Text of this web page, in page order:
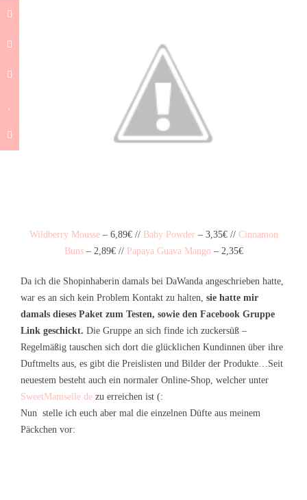
Wildberry Mousse– 6,89€ // Baby Powder– 3,35€ // Cinnamon
Buns– 2,89€ // Papaya Guava Mango– 2,35€
Da ich die Shopinhaberin damals bei DaWanda angeschrieben hatte,
war es an sich kein Problem Kontakt zu halten, sie hatte mir
damals dieses Paket zum Testen, sowie den Facebook Gruppe
Link geschickt. Die Gruppe an sich finde ich zuckersüß –
Regelmäßig tauschen sich dort die glücklichen Kundinnen über ihre
Duftmelts aus, es gibt die Preislisten und Bilder der Produkte…Seit
neuestem besteht auch ein normaler Online-Shop, welcher unter
SweetMamselle.de zu erreichen ist (:
Nun stelle ich euch aber mal die einzelnen Düfte aus meinem
Päckchen vor: